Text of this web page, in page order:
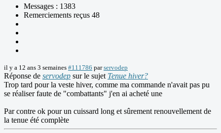
Messages : 1383
Remerciements reçus 48
il y a 12 ans 3 semaines #111786 parservodep
Réponse de servodep sur le sujet Tenue hiver?
Trop tard pour la veste hiver, comme ma commande n'avait pas pu
se réaliser faute de "combattants" j'en ai acheté une
Par contre ok pour un cuissard long et sûrement renouvellement de
la tenue été complète